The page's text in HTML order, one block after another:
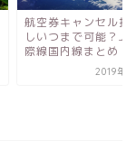
セブ島治安2019最
報！子連れや女性が
つけたい場所は？
2019年4